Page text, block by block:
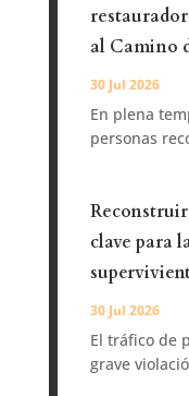
al Camino
30 Jul 2026
En plena
personas
clave para
30 Jul 2026
El tráfico de
grave